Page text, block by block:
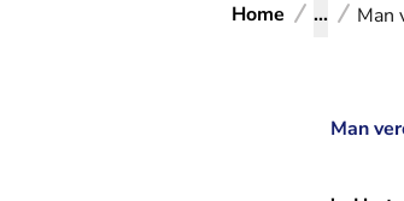
Home ... Man
Man